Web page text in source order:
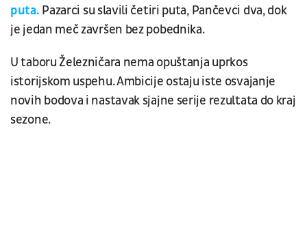
puta. Pazarci su slavili četiri puta, Pančevci dva, dok
je jedan meč završen bez pobednika.
U taboru Železničara nema opuštanja uprkos
istorijskom uspehu. Ambicije ostaju iste osvajanje
novih bodova i nastavak sjajne serije rezultata do kraj
sezone.